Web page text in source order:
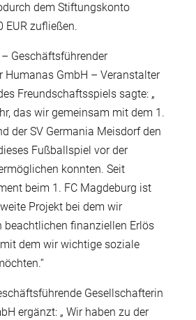
dem Stiftungskonto
EUR zufließen.
Geschäftsführender
Humanas GmbH – Veranstalter
Freundschaftsspiels sagte: „
das wir gemeinsam mit dem 1.
der SV Germania Meisdorf den
Fußballspiel vor der
konnten. Seit
beim 1. FC Magdeburg ist
Projekt bei dem wir
beachtlichen finanziellen Erlös
dem wir wichtige soziale
Gesellschafterin
ergänzt: „ Wir haben zu der